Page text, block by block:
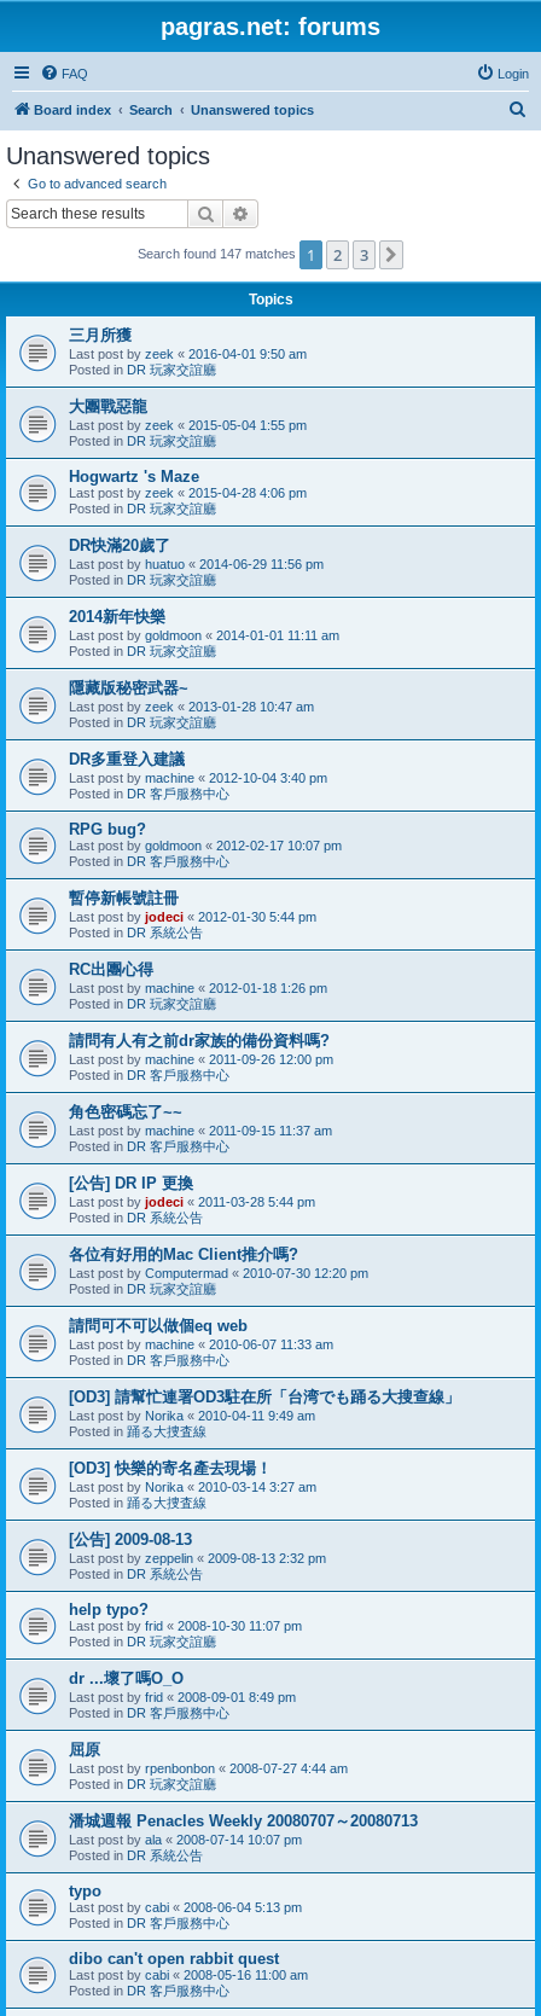
pagras.net: forums
FAQ Login
Board index Search Unanswered topics
Unanswered topics
Go to advanced search
Search
Search found 147 matches 1 2 3
Topics
三月所獲
Last post by zeek « 2016-04-01 9:50 am
Posted in DR 玩家交誼廳
大團戰惡龍
Last post by zeek « 2015-05-04 1:55 pm
Posted in DR 玩家交誼廳
Hogwartz 's Maze
Last post by zeek « 2015-04-28 4:06 pm
Posted in DR 玩家交誼廳
DR快滿20歲了
Last post by huatuo « 2014-06-29 11:56 pm
Posted in DR 玩家交誼廳
2014新年快樂
Last post by goldmoon « 2014-01-01 11:11 am
Posted in DR 玩家交誼廳
隱藏版秘密武器~
Last post by zeek « 2013-01-28 10:47 am
Posted in DR 玩家交誼廳
DR多重登入建議
Last post by machine « 2012-10-04 3:40 pm
Posted in DR 客戶服務中心
RPG bug?
Last post by goldmoon « 2012-02-17 10:07 pm
Posted in DR 客戶服務中心
暫停新帳號註冊
Last post by jodeci « 2012-01-30 5:44 pm
Posted in DR 系統公告
RC出團心得
Last post by machine « 2012-01-18 1:26 pm
Posted in DR 玩家交誼廳
請問有人有之前dr家族的備份資料嗎?
Last post by machine « 2011-09-26 12:00 pm
Posted in DR 客戶服務中心
角色密碼忘了~~
Last post by machine « 2011-09-15 11:37 am
Posted in DR 客戶服務中心
[公告] DR IP 更換
Last post by jodeci « 2011-03-28 5:44 pm
Posted in DR 系統公告
各位有好用的Mac Client推介嗎?
Last post by Computermad « 2010-07-30 12:20 pm
Posted in DR 玩家交誼廳
請問可不可以做個eq web
Last post by machine « 2010-06-07 11:33 am
Posted in DR 客戶服務中心
[OD3] 請幫忙連署OD3駐在所「台湾でも踊る大搜查線」
Last post by Norika « 2010-04-11 9:49 am
Posted in 踊る大捜査線
[OD3] 快樂的寄名產去現場！
Last post by Norika « 2010-03-14 3:27 am
Posted in 踊る大捜査線
[公告] 2009-08-13
Last post by zeppelin « 2009-08-13 2:32 pm
Posted in DR 系統公告
help typo?
Last post by frid « 2008-10-30 11:07 pm
Posted in DR 玩家交誼廳
dr ...壞了嗎O_O
Last post by frid « 2008-09-01 8:49 pm
Posted in DR 客戶服務中心
屈原
Last post by rpenbonbon « 2008-07-27 4:44 am
Posted in DR 玩家交誼廳
潘城週報 Penacles Weekly 20080707～20080713
Last post by ala « 2008-07-14 10:07 pm
Posted in DR 系統公告
typo
Last post by cabi « 2008-06-04 5:13 pm
Posted in DR 客戶服務中心
dibo can't open rabbit quest
Last post by cabi « 2008-05-16 11:00 am
Posted in DR 客戶服務中心